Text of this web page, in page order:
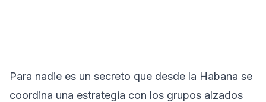
Para nadie es un secreto que desde la Habana se
coordina una estrategia con los grupos alzados